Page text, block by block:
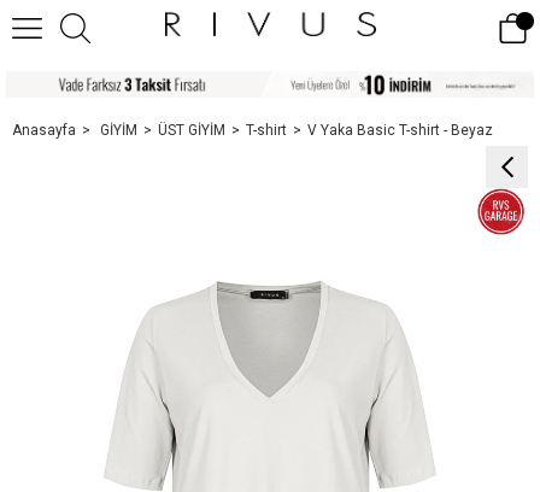
Anasayfa GİYİM ÜST GİYİM T-shirt V Yaka Basic T-shirt - Beyaz